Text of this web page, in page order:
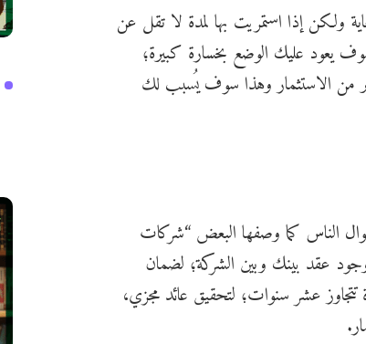
ولكن إذا استمريت بها لمدة لا تقل عن
عليك الوضع بخسارة كبيرة؛
من الاستثمار وهذا سوف يُسبب لك
الناس كما وصفها البعض “شركات
وجود عقد بينك وبين الشركة؛ لضمان
عشر سنوات؛ لتحقيق عائد مجزي،